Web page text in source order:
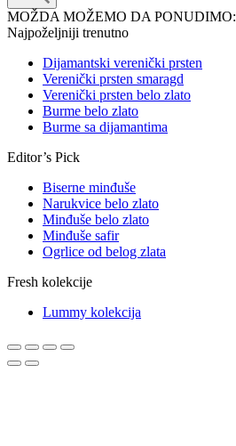
MOŽDA MOŽEMO DA PONUDIMO:
Najpoželjniji trenutno
Dijamantski verenički prsten
Verenički prsten smaragd
Verenički prsten belo zlato
Burme belo zlato
Burme sa dijamantima
Editor’s Pick
Biserne minđuše
Narukvice belo zlato
Minđuše belo zlato
Minđuše safir
Ogrlice od belog zlata
Fresh kolekcije
Lummy kolekcija